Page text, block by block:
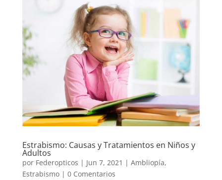
Estrabismo: Causas y Tratamientos en Niños y
Adultos
por Federopticos | Jun 7, 2021 | Ambliopía,
Estrabismo| 0 Comentarios